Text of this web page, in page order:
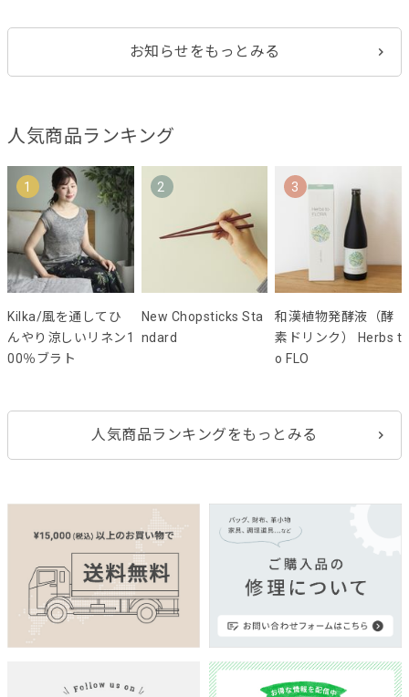
お知らせをもっとみる
人気商品ランキング
1
Kilka/風を通してひ
んやり涼しいリネン1
00％ブラト
2
New Chopsticks Sta
ndard
3
和漢植物発酵液（酵
素ドリンク） Herbs t
o FLO
人気商品ランキングをもっとみる